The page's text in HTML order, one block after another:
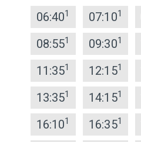
06:401 07:101
08:551 09:301
11:351 12:151
13:351 14:151
16:101 16:351